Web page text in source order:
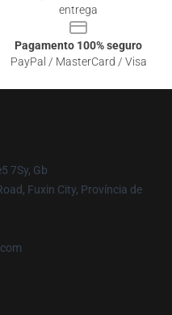
entrega
Pagamento 100% seguro
PayPal / MasterCard / Visa
7Sy, Gb
Fuxin City, Província de